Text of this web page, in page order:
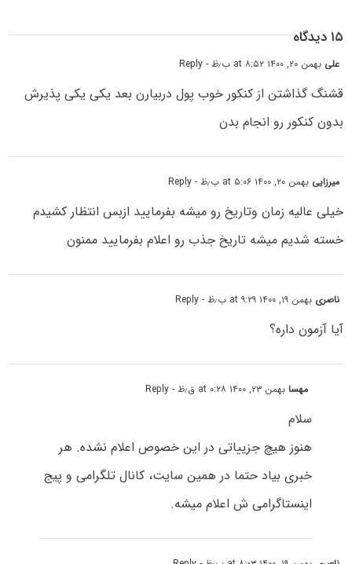
۱۵ دیدگاه
علی بهمن ۲۰, ۱۴۰۰ at ۸:۵۲ ب٫ظ - Reply
قشنگ گذاشتن از کنکور خوب پول دربیارن بعد یکی یکی پذیرش
بدون کنکور رو انجام بدن
میرزایی بهمن ۲۰, ۱۴۰۰ at ۵:۰۶ ب٫ظ - Reply
خیلی عالیه زمان وتاریخ رو میشه بفرمایید ازبس انتظار کشیدم
خسته شدیم میشه تاریخ جذب رو اعلام بفرمایید ممنون
ناصری بهمن ۱۹, ۱۴۰۰ at ۹:۲۹ ب٫ظ - Reply
آیا آزمون داره؟
مهسابهمن ۲۳, ۱۴۰۰ at ۰:۲۸ ق٫ظ - Reply
سلام
هنوز هیچ جزییاتی در این خصوص اعلام نشده. هر
خبری بیاد حتما در همین سایت، کانال تلگرامی و پیج
اینستاگرامی ش اعلام میشه.